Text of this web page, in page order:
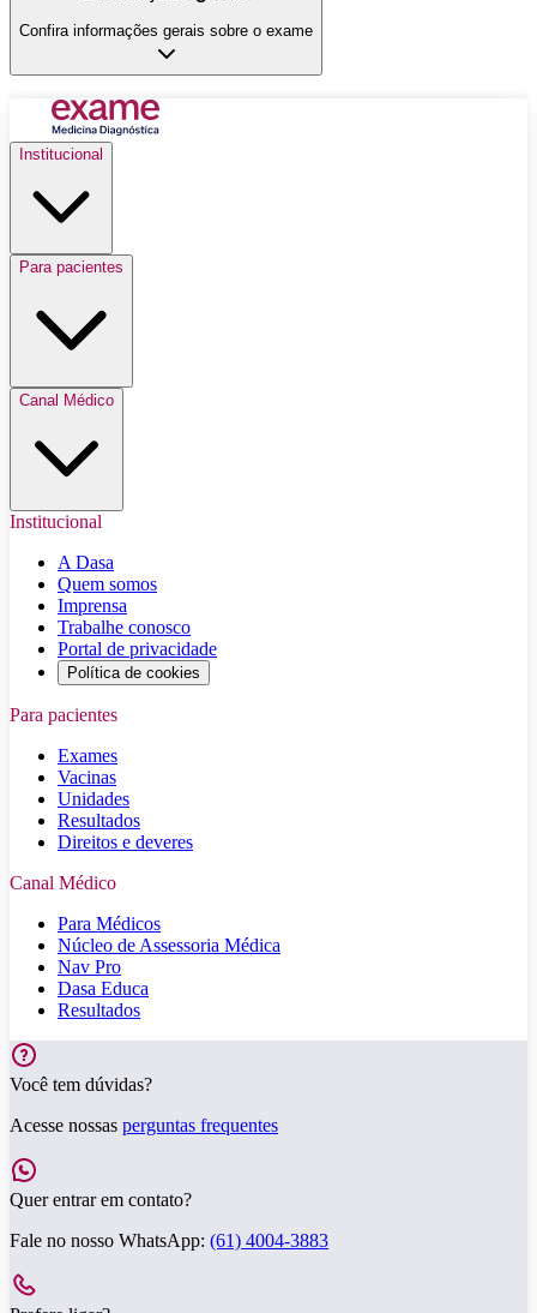
Confira informações gerais sobre o exame
Institucional
Para pacientes
Canal Médico
Institucional
A Dasa
Quem somos
Imprensa
Trabalhe conosco
Portal de privacidade
Política de cookies
Para pacientes
Exames
Vacinas
Unidades
Resultados
Direitos e deveres
Canal Médico
Para Médicos
Núcleo de Assessoria Médica
Nav Pro
Dasa Educa
Resultados
Você tem dúvidas?
Acesse nossas perguntas frequentes
Quer entrar em contato?
Fale no nosso WhatsApp: (61) 4004-3883